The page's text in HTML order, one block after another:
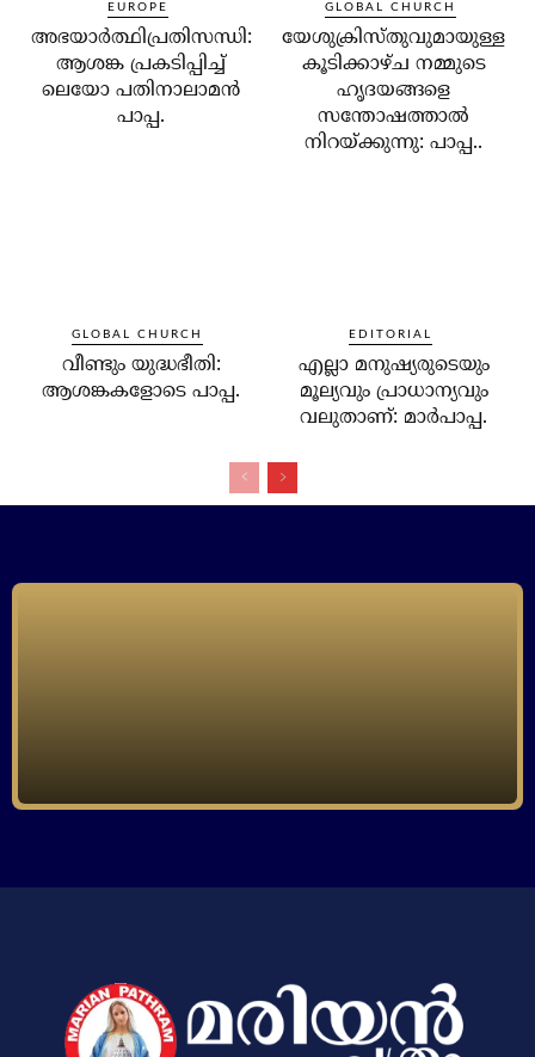
EUROPE
അഭയാര്‍ത്ഥിപ്രതിസന്ധി:
ആശങ്ക പ്രകടിപ്പിച്ച്
ലെയോ പതിനാലാമന്‍
പാപ്പ.
GLOBAL CHURCH
യേശുക്രിസ്തുവുമായുള്ള
കൂടിക്കാഴ്ച നമ്മുടെ
ഹൃദയങ്ങളെ
സന്തോഷത്താല്‍
നിറയ്ക്കുന്നു: പാപ്പ..
GLOBAL CHURCH
വീണ്ടും യുദ്ധഭീതി:
ആശങ്കകളോടെ പാപ്പ.
EDITORIAL
എല്ലാ മനുഷ്യരുടെയും
മൂല്യവും പ്രാധാന്യവും
വലുതാണ്: മാര്‍പാപ്പ.